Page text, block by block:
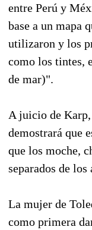
entre Perú y
base a un mapa
utilizaron y los
como los tintes,
de mar)".
A juicio de
demostrará que
que los moche,
separados de
La mujer de
como primera